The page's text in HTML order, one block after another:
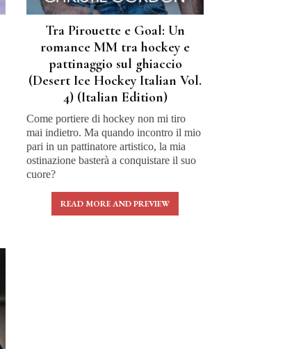
Tra Pirouette e Goal: Un
romance MM tra hockey e
pattinaggio sul ghiaccio
(Desert Ice Hockey Italian Vol.
4) (Italian Edition)
Come portiere di hockey non mi tiro
mai indietro. Ma quando incontro il mio
pari in un pattinatore artistico, la mia
ostinazione basterà a conquistare il suo
cuore?
READ MORE AND PREVIEW